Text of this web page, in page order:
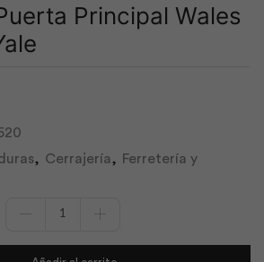
Principal Wales
, Cerrajería,
Ferretería y